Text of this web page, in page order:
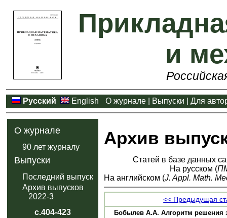
и
Русский English О журнале Выпуски Для
О журнале
90 лет журналу
Выпуски
Последний выпуск
Архив выпусков
2022-3
с.404-423
Архив
Статей в базе данных
На русском (
На английском (J. Appl. Math.
<< Предыдущая
Бобылев А.А. Алгоритм решения